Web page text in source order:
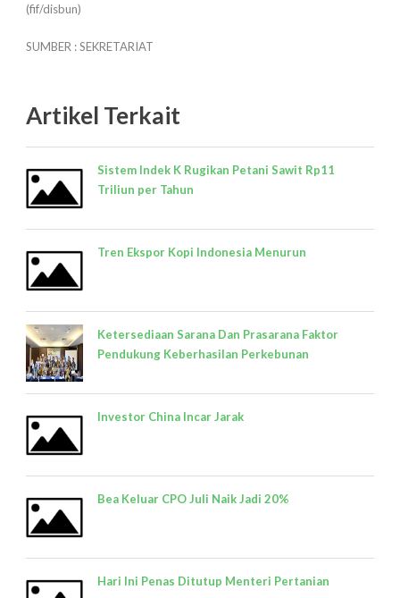
(fif/disbun)
SUMBER : SEKRETARIAT
Artikel Terkait
Sistem Indek K Rugikan Petani Sawit Rp11
Triliun per Tahun
Tren Ekspor Kopi Indonesia Menurun
Ketersediaan Sarana Dan Prasarana Faktor
Pendukung Keberhasilan Perkebunan
Investor China Incar Jarak
Bea Keluar CPO Juli Naik Jadi 20%
Hari Ini Penas Ditutup Menteri Pertanian